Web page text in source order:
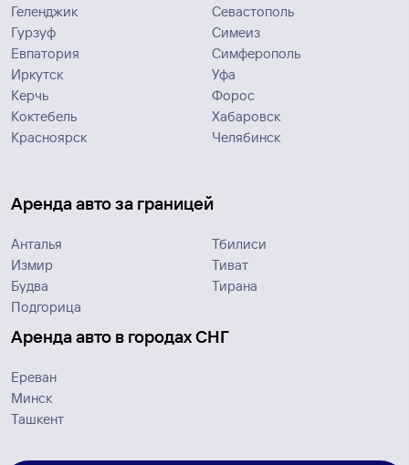
Геленджик
Гурзуф
Евпатория
Иркутск
Керчь
Коктебель
Красноярск
Севастополь
Симеиз
Симферополь
Уфа
Форос
Хабаровск
Челябинск
Аренда авто за границей
Анталья
Измир
Будва
Подгорица
Тбилиси
Тиват
Тирана
Аренда авто в городах СНГ
Ереван
Минск
Ташкент